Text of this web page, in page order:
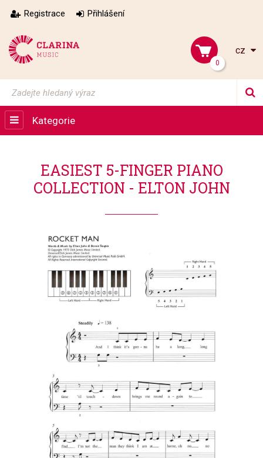
Registrace Přihlášení
0
cz
Kategorie
EASIEST 5-FINGER PIANO
COLLECTION - ELTON JOHN